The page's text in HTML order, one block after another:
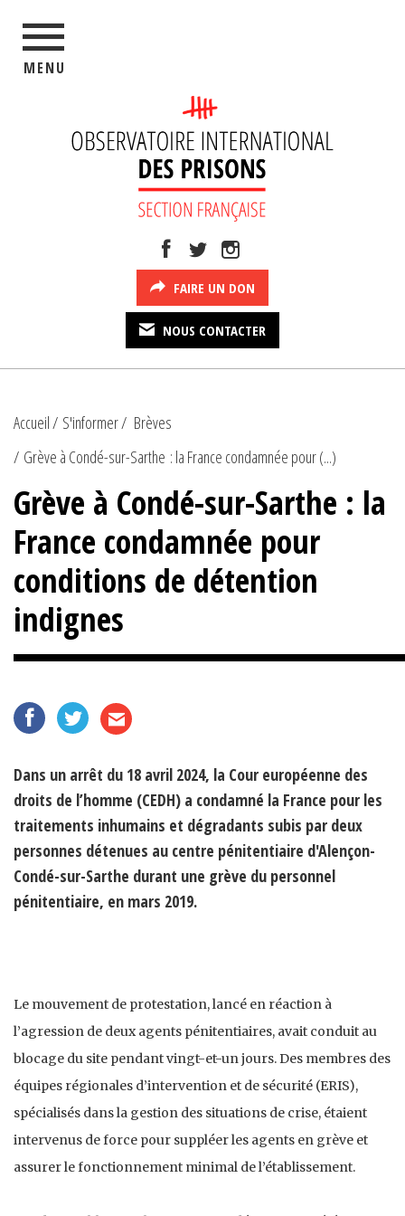
MENU
FAIRE UN DON
NOUS CONTACTER
Accueil S'informer
Brèves
Grève à Condé-sur-Sarthe : la France condamnée pour (...)
Grève à Condé-sur-Sarthe : la
France condamnée pour
conditions de détention
indignes
Dans un arrêt du 18 avril 2024, la Cour européenne des
droits de l’homme (CEDH) a condamné la France pour les
traitements inhumains et dégradants subis par deux
personnes détenues au centre pénitentiaire d'Alençon-
Condé-sur-Sarthe durant une grève du personnel
pénitentiaire, en mars 2019.
Le mouvement de protestation, lancé en réaction à
l’agression de deux agents pénitentiaires, avait conduit au
blocage du site pendant vingt-et-un jours. Des membres des
équipes régionales d’intervention et de sécurité (ERIS),
spécialisés dans la gestion des situations de crise, étaient
intervenus de force pour suppléer les agents en grève et
assurer le fonctionnement minimal de l’établissement.